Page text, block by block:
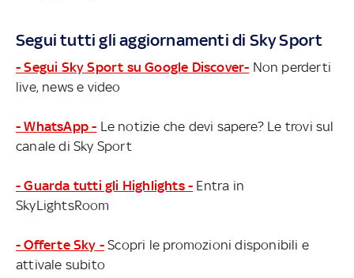
Segui tutti gli aggiornamenti di Sky Sport
- Segui Sky Sport su Google Discover- Non perderti
live, news e video
- WhatsApp - Le notizie che devi sapere? Le trovi sul
canale di Sky Sport
- Guarda tutti gli Highlights - Entra in
SkyLightsRoom
- Offerte Sky - Scopri le promozioni disponibili e
attivale subito